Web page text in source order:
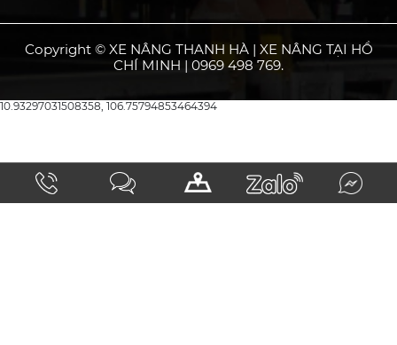
Copyright © XE NÂNG THANH HÀ | XE NÂNG TẠI HỒ
CHÍ MINH | 0969 498 769.
10.93297031508358, 106.75794853464394